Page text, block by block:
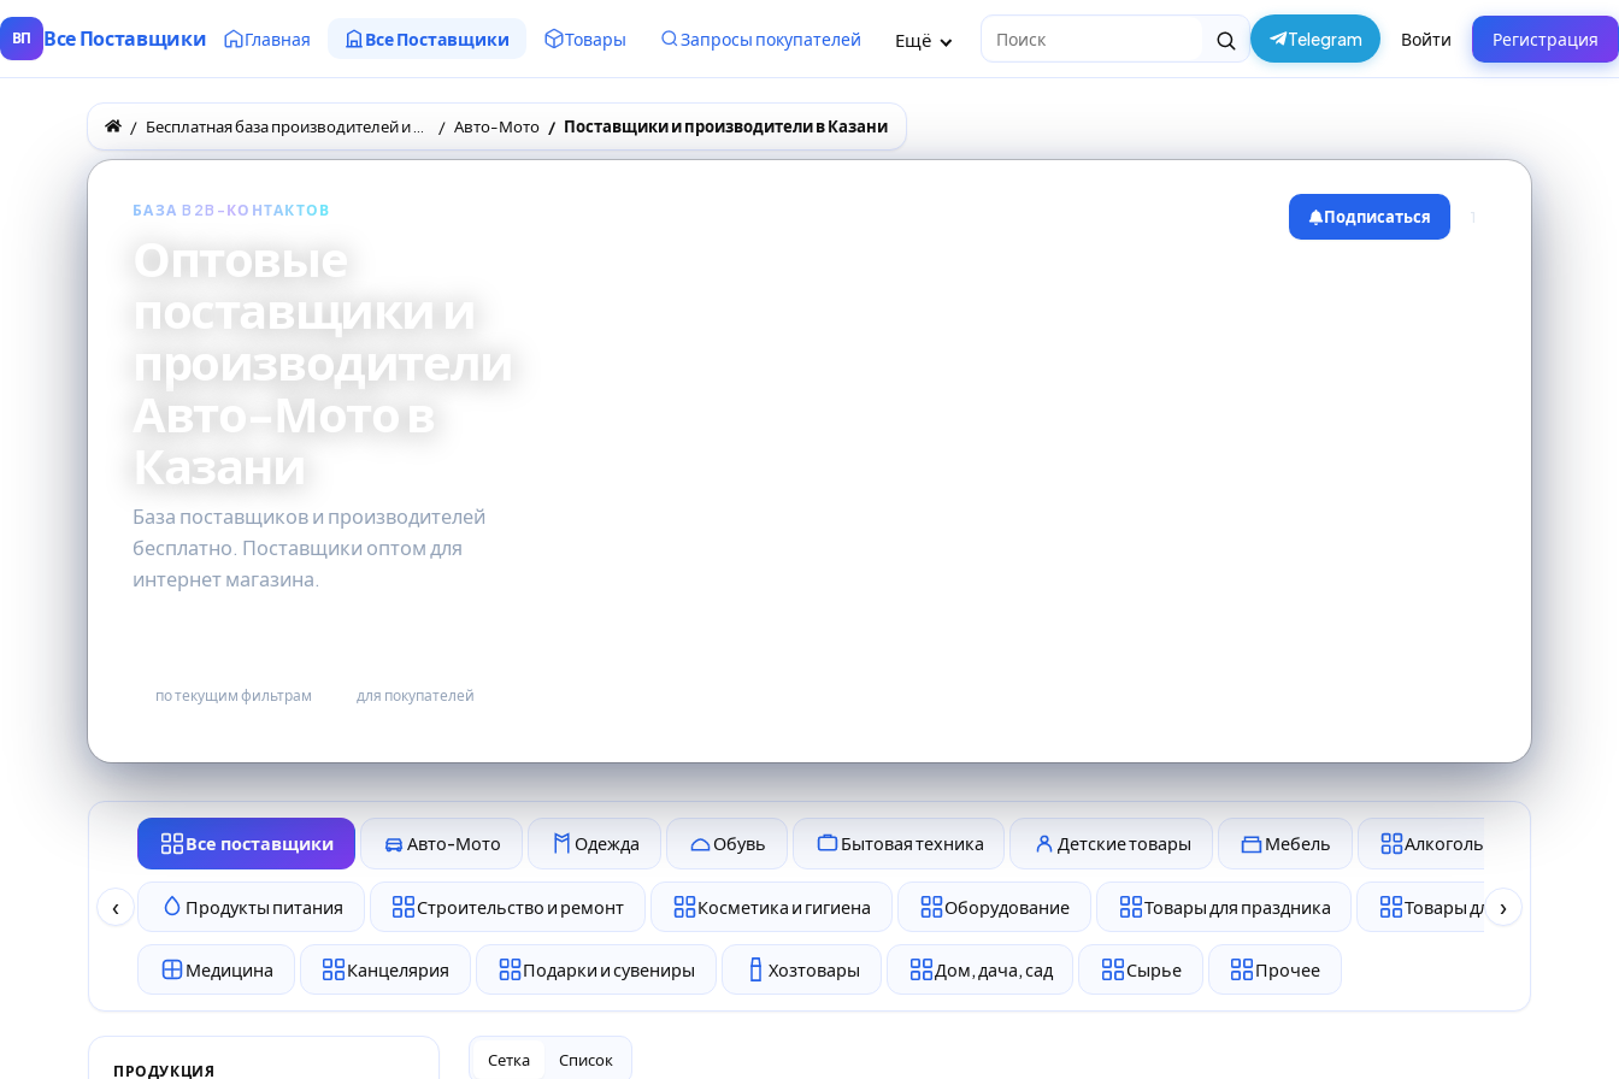
ВП Все Поставщики Главная Все Поставщики Товары Запросы покупателей Ещё Поиск Telegram Войти Регистрация
Авто-Мото Поставщики и производители в Казани
БАЗА B2B-КОНТАКТОВ
Оптовые
поставщики и
производители
Авто-Мото в
Казани
База поставщиков и производителей
бесплатно. Поставщики оптом для
интернет магазина.
по текущим фильтрам для покупателей
Подписаться 1
‹
Все поставщики Авто-Мото Одежда Обувь Бытовая техника Детские товары Мебель Алкоголь и табак
Продукты питания Строительство и ремонт Косметика и гигиена Оборудование Товары для праздника Товары для животных
Медицина Канцелярия Подарки и сувениры Хозтовары Дом, дача, сад Сырье Прочее
›
ПРОДУКЦИЯ
Сетка Список